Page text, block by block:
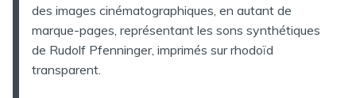
des images cinématographiques, en autant de
marque-pages, représentant les sons synthétiques
de Rudolf Pfenninger, imprimés sur rhodoïd
transparent.